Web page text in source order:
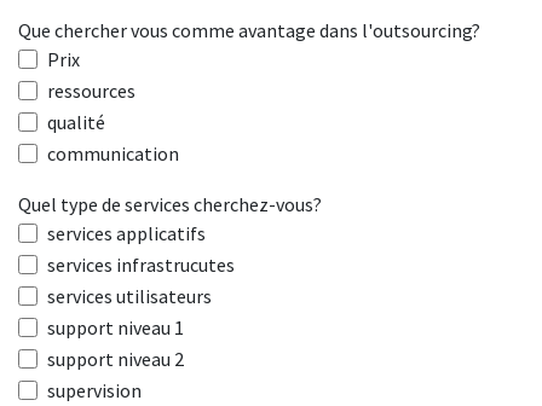
Que chercher vous comme avantage dans l'outsourcing?
Prix
ressources
qualité
communication
Quel type de services cherchez-vous?
services applicatifs
services infrastrucutes
services utilisateurs
support niveau 1
support niveau 2
supervision